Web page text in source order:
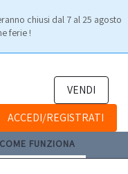
chiusi dal 7 al 25 agosto
ferie !
VENDI
ACCEDI/REGISTRATI
COME FUNZIONA